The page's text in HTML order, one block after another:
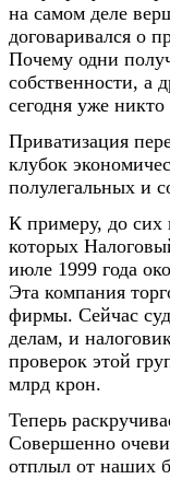
на самом деле
договаривался о
Почему одни
собственности, а
сегодня уже никто
Приватизация
клубок
полулегальных и
К примеру, до сих
которых
июле 1999 года
Эта компания
фирмы. Сейчас
делам, и
проверок этой
млрд крон.
Теперь
Совершенно
отплыл от наших